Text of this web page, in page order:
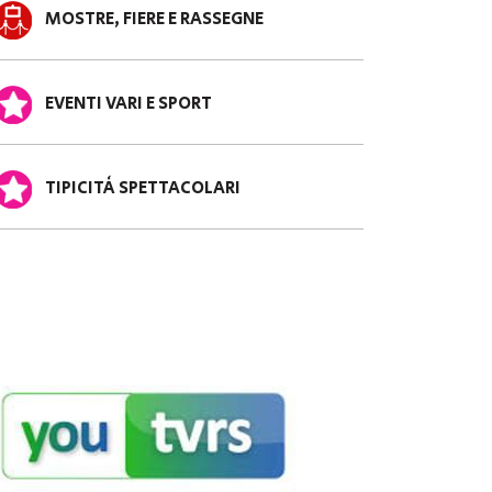
MOSTRE, FIERE E RASSEGNE
EVENTI VARI E SPORT
TIPICITÀ SPETTACOLARI